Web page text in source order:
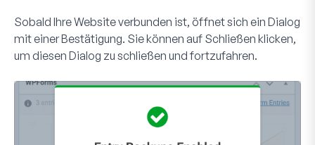
Sobald Ihre Website verbunden ist, öffnet sich ein Dialog
mit einer Bestätigung. Sie können auf Schließen klicken,
um diesen Dialog zu schließen und fortzufahren.